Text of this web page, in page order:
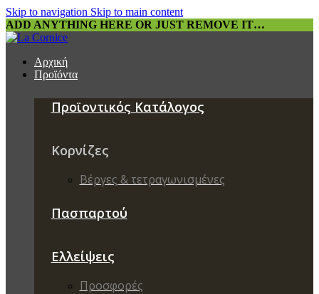
Skip to navigation Skip to main content
ADD ANYTHING HERE OR JUST REMOVE IT…
Αρχική
Προϊόντα
Προϊοντικός Κατάλογος
Κορνίζες
Βέργες & τετραγωνισμένες
Πασπαρτού
Ελλείψεις
Προσφορές